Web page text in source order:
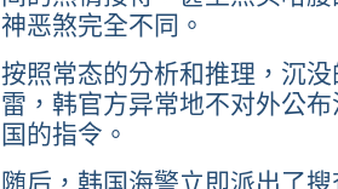
神恶煞完全不同。
按照常态的分析和推理，沉
雷，韩官方异常地不对外公
国的指令。
随后，韩国海警立即派出了